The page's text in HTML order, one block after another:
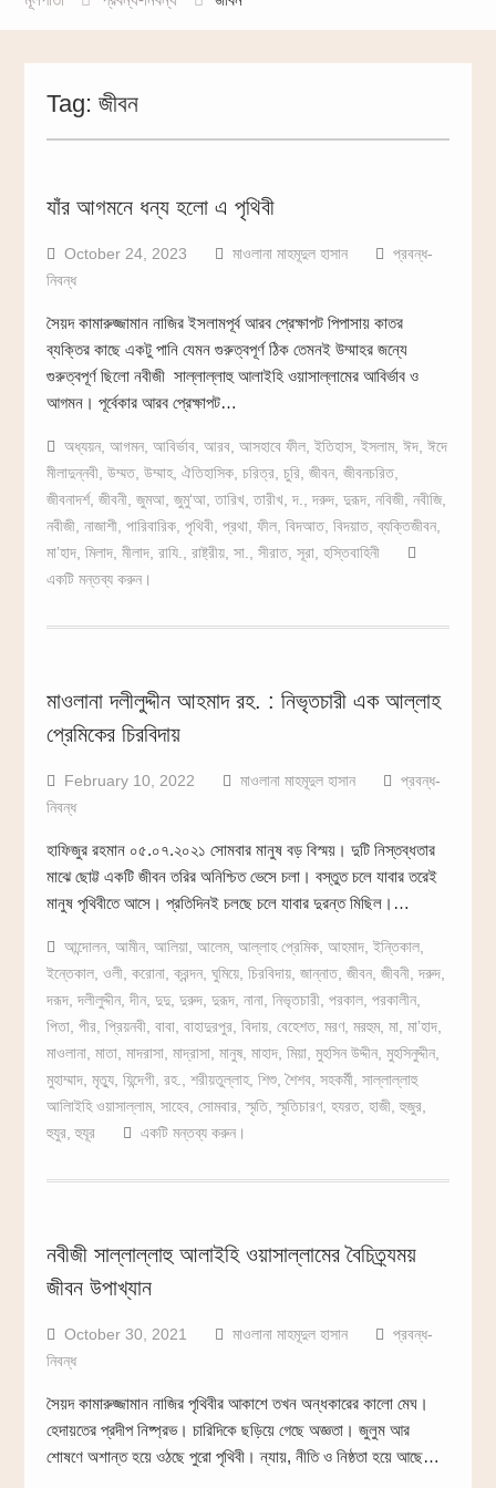
Tag: জীবন
যাঁর আগমনে ধন্য হলো এ পৃথিবী
October 24, 2023 মাওলানা মাহমূদুল হাসান
প্রবন্ধ-
নিবন্ধ
সৈয়দ কামারুজ্জামান নাজির ইসলামপূর্ব আরব প্রেক্ষাপট পিপাসায় কাতর
ব্যক্তির কাছে একটু পানি যেমন গুরুত্বপূর্ণ ঠিক তেমনই উম্মাহর জন্যে
গুরুত্বপূর্ণ ছিলো নবীজী সাল্লাল্লাহু আলাইহি ওয়াসাল্লামের আবির্ভাব ও
আগমন। পূর্বেকার আরব প্রেক্ষাপট…
অধ্যয়ন, আগমন, আবির্ভাব, আরব, আসহাবে ফীল, ইতিহাস, ইসলাম, ঈদ, ঈদে
মীলাদুন্নবী, উম্মত, উম্মাহ, ঐতিহাসিক, চরিত্র, চুরি, জীবন, জীবনচরিত,
জীবনাদর্শ, জীবনী, জুমআ, জুমু‘আ,তারিখ,তারীখ,দ. ,দরুদ, দুরূদ, নবিজী, নবীজি,
নবীজী, নাজাশী, পারিবারিক, পৃথিবী, প্রথা, ফীল, বিদআত, বিদয়াত,ব্যক্তিজীবন,
মা’হাদ, মিলাদ, মীলাদ, রাযি. রাষ্ট্রীয়, সা. সীরাত, সূরা, হস্তিবাহিনী
একটি মন্তব্য করুন।
মাওলানা দলীলুদ্দীন আহমাদ রহ. : নিভৃতচারী এক আল্লাহ
প্রেমিকের চিরবিদায়
February 10, 2022 মাওলানা মাহমূদুল হাসান
প্রবন্ধ-
নিবন্ধ
হাফিজুর রহমান ০৫.০৭.২০২১ সোমবার মানুষ বড় বিস্ময়। দুটি নিস্তব্ধতার
মাঝে ছোট্ট একটি জীবন তরির অনিশ্চিত ভেসে চলা। বস্তুত চলে যাবার তরেই
মানুষ পৃথিবীতে আসে। প্রতিদিনই চলছে চলে যাবার দুরন্ত মিছিল।…
আন্দোলন, আমীন, আলিয়া, আলেম, আল্লাহ প্রেমিক, আহমাদ, ইন্তিকাল,
ইন্তেকাল, ওলী, করোনা,ক্রন্দন, ঘুমিয়ে, চিরবিদায়, জান্নাত, জীবন, জীবনী,দরুদ,
দরূদ,দলীলুদ্দীন,দীন, দুদু, দুরুদ, দুরূদ, নানা, নিভৃতচারী, পরকাল, পরকালীন,
পিতা, পীর, প্রিয়নবী, বাবা, বাহাদুরপুর, বিদায়, বেহেশত, মরণ, মরহুম, মা, মা’হাদ,
মাওলানা, মাতা, মাদরাসা, মাদ্রাসা, মানুষ, মাহাদ, মিয়া, মুহসিন উদ্দীন, মুহসিনুদ্দীন,
মুহাম্মাদ, মৃত্যু, যিন্দেগী, রহ. শরীয়তুল্লাহ, শিশু,শৈশব, সহকর্মী, সাল্লাল্লাহু
আলািইহি ওয়াসাল্লাম, সাহেব, সোমবার,স্মৃতি,স্মৃতিচারণ, হযরত, হাজী,হুজুর,
হুযুর,হুযূর একটি মন্তব্য করুন।
নবীজী সাল্লাল্লাহু আলাইহি ওয়াসাল্লামের বৈচিত্র্যময়
জীবন উপাখ্যান
October 30, 2021 মাওলানা মাহমূদুল হাসান
প্রবন্ধ-
নিবন্ধ
সৈয়দ কামারুজ্জামান নাজির পৃথিবীর আকাশে তখন অন্ধকারের কালো মেঘ।
হেদায়তের প্রদীপ নিষ্প্রভ। চারিদিকে ছড়িয়ে গেছে অজ্ঞতা। জুলুম আর
শোষণে অশান্ত হয়ে ওঠছে পুরো পৃথিবী। ন্যায়, নীতি ও নিষ্ঠতা হয়ে আছে…